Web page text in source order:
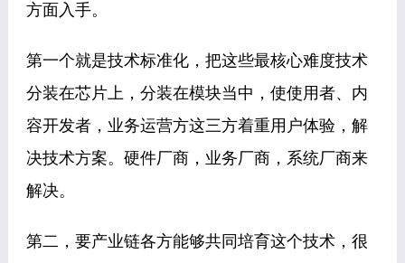
方面入手。
第一个就是技术标准化，把这些最核心难度技术
分装在芯片上，分装在模块当中，使使用者、内
容开发者，业务运营方这三方着重用户体验，解
决技术方案。硬件厂商，业务厂商，系统厂商来
解决。
第二，要产业链各方能够共同培育这个技术，很